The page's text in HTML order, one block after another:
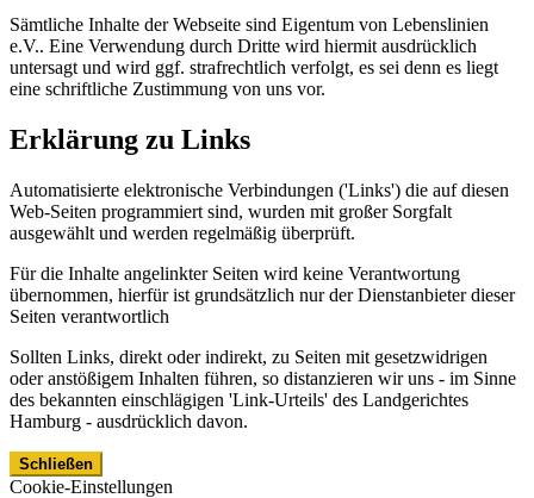
Sämtliche Inhalte der Webseite sind Eigentum von Lebenslinien
e.V.. Eine Verwendung durch Dritte wird hiermit ausdrücklich
untersagt und wird ggf. strafrechtlich verfolgt, es sei denn es liegt
eine schriftliche Zustimmung von uns vor.
Erklärung zu Links
Automatisierte elektronische Verbindungen ('Links') die auf diesen
Web-Seiten programmiert sind, wurden mit großer Sorgfalt
ausgewählt und werden regelmäßig überprüft.
Für die Inhalte angelinkter Seiten wird keine Verantwortung
übernommen, hierfür ist grundsätzlich nur der Dienstanbieter dieser
Seiten verantwortlich
Sollten Links, direkt oder indirekt, zu Seiten mit gesetzwidrigen
oder anstößigem Inhalten führen, so distanzieren wir uns - im Sinne
des bekannten einschlägigen 'Link-Urteils' des Landgerichtes
Hamburg - ausdrücklich davon.
Schließen
Cookie-Einstellungen